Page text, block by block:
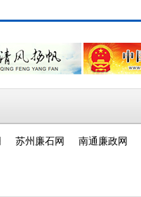
苏州廉石网 南通廉政网